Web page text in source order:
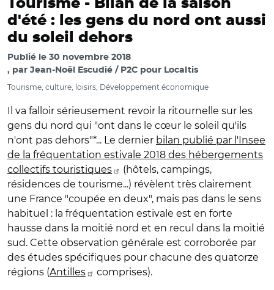
Tourisme - Bilan de la saison
d'été : les gens du nord ont aussi
du soleil dehors
Publié le 30 novembre 2018
par Jean-Noël Escudié / P2C pour Localtis
Tourisme, culture, loisirs, Développement économique
Il va falloir sérieusement revoir la ritournelle sur les
gens du nord qui "ont dans le cœur le soleil qu'ils
n'ont pas dehors"*... Le dernier bilan publié par l'Insee
de la fréquentation estivale 2018 des hébergements
collectifs touristiques
(hôtels, campings,
résidences de tourisme...) révèlent très clairement
une France "coupée en deux", mais pas dans le sens
habituel : la fréquentation estivale est en forte
hausse dans la moitié nord et en recul dans la moitié
sud. Cette observation générale est corroborée par
des études spécifiques pour chacune des quatorze
régions (Antilles comprises).